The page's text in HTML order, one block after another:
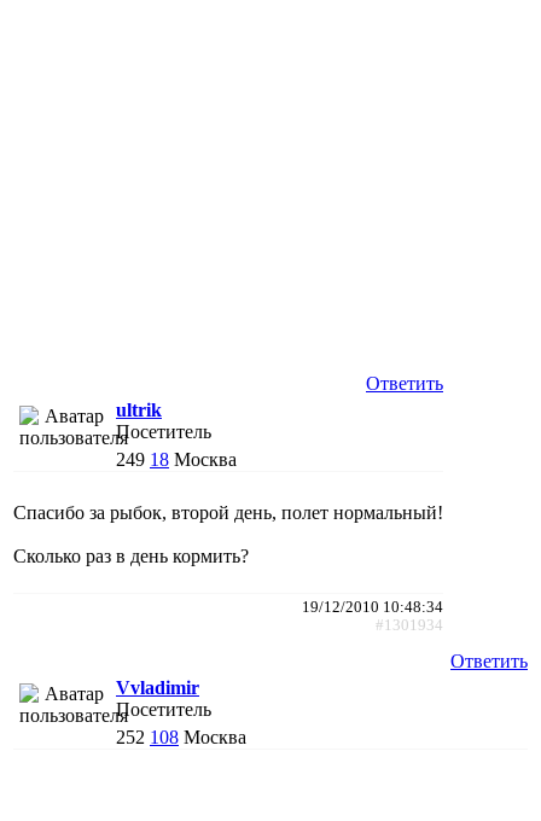
Ответить
ultrik
Посетитель
249 18 Москва
Спасибо за рыбок, второй день, полет нормальный!
Сколько раз в день кормить?
19/12/2010 10:48:34
#1301934
Ответить
Vvladimir
Посетитель
252 108 Москва